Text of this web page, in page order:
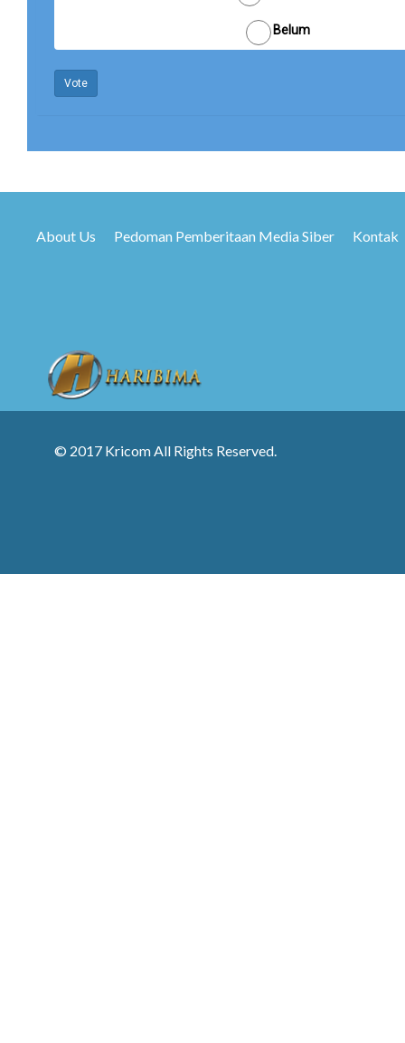
Belum
Vote
About Us Pedoman Pemberitaan Media Siber Kontak
© 2017 Kricom All Rights Reserved.